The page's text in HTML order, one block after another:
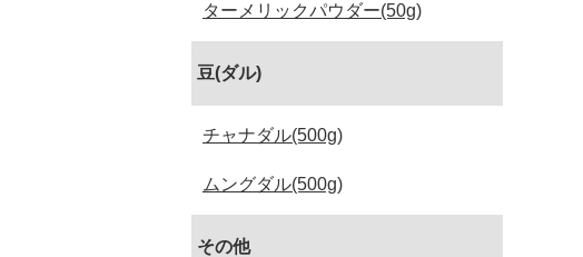
ターメリックパウダー(50g)
豆(ダル)
チャナダル(500g)
ムングダル(500g)
その他